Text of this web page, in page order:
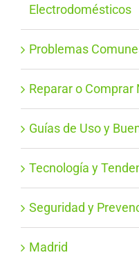
Electrodomésticos
Problemas
Reparar o Comprar
Guías de Uso y
Tecnología y
Seguridad y
Madrid